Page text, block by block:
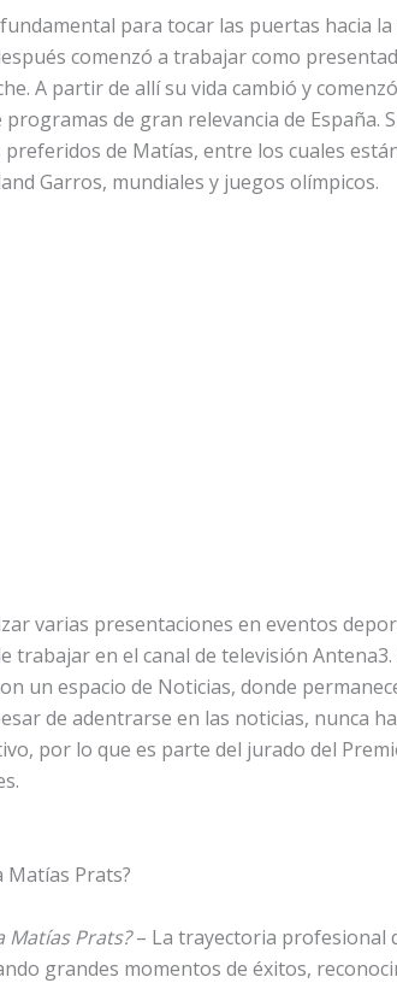
para tocar las puertas hacia
comenzó a trabajar como
A partir de allí su vida cambió y
de gran relevancia de España.
de Matías, entre los cuales
Garros, mundiales y juegos olímpicos.
varias presentaciones en eventos
trabajar en el canal de televisión Antena3.
un espacio de Noticias, donde
de adentrarse en las noticias, nunca
por lo que es parte del jurado del
Matías Prats?
Matías Prats?– La trayectoria profesional
grandes momentos de éxitos,